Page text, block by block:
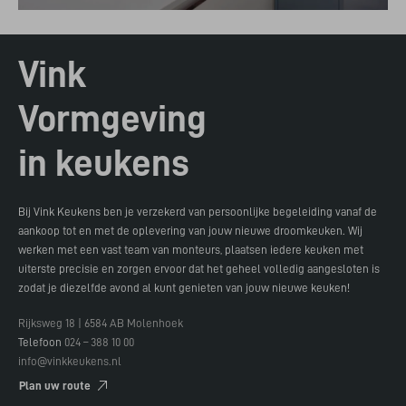
Vink
Vormgeving
in keukens
Bij Vink Keukens ben je verzekerd van persoonlijke begeleiding vanaf de
aankoop tot en met de oplevering van jouw nieuwe droomkeuken. Wij
werken met een vast team van monteurs, plaatsen iedere keuken met
uiterste precisie en zorgen ervoor dat het geheel volledig aangesloten is
zodat je diezelfde avond al kunt genieten van jouw nieuwe keuken!
Rijksweg 18 | 6584 AB Molenhoek
Telefoon 024 – 388 10 00
info@vinkkeukens.nl
Plan uw route